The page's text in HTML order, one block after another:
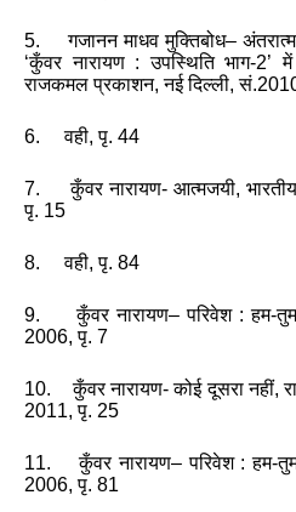
5. गजानन माधव मुक्तिबोध–
‘कुँवर नारायण : उपस्थिति भाग-2’
राजकमल प्रकाशन,नई दिल्‍ली,
6. वही,पृ. 44
7. कुँवर नारायण- आत्मजयी,
पृ. 15
8. वही,पृ. 84
9. कुँवर नारायण–परिवेश : हम-तुम
2006,पृ. 7
10. कुँवर नारायण- कोई दूसरा नहीं,
2011,पृ. 25
11. कुँवर नारायण–परिवेश : हम-
2006,पृ. 81